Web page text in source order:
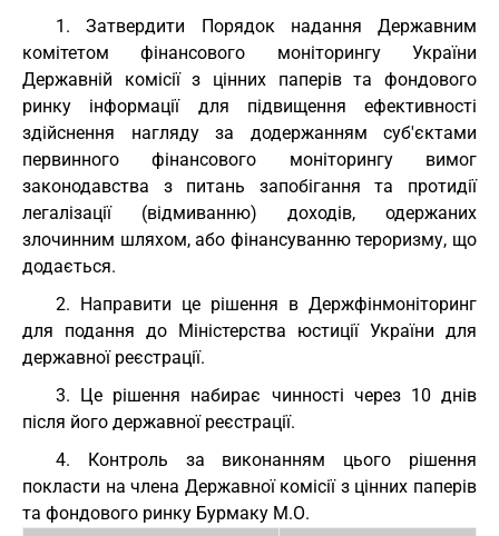
1. Затвердити Порядок надання Державним
комітетом фінансового моніторингу України
Державній комісії з цінних паперів та фондового
ринку інформації для підвищення ефективності
здійснення нагляду за додержанням суб'єктами
первинного фінансового моніторингу вимог
законодавства з питань запобігання та протидії
легалізації (відмиванню) доходів, одержаних
злочинним шляхом, або фінансуванню тероризму, що
додається.
2. Направити це рішення в Держфінмоніторинг
для подання до Міністерства юстиції України для
державної реєстрації.
3. Це рішення набирає чинності через 10 днів
після його державної реєстрації.
4. Контроль за виконанням цього рішення
покласти на члена Державної комісії з цінних паперів
та фондового ринку Бурмаку М.О.